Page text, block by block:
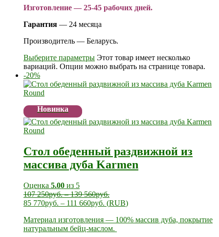
Изготовление — 25-45 рабочих дней.
Гарантия — 24 месяца
Производитель — Беларусь.
Выберите параметры Этот товар имеет несколько
вариаций. Опции можно выбрать на странице товара.
-20%
Новинка
Стол обеденный раздвижной из
массива дуба Karmen
Оценка 5.00 из 5
107 250руб.–139 560руб.
85 770руб. – 111 660руб. (RUB)
Материал изготовления — 100% массив дуба, покрытие
натуральным бейц-маслом.